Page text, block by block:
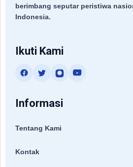
berimbang seputar peristiwa
Indonesia.
Ikuti Kami
Informasi
Tentang Kami
Kontak